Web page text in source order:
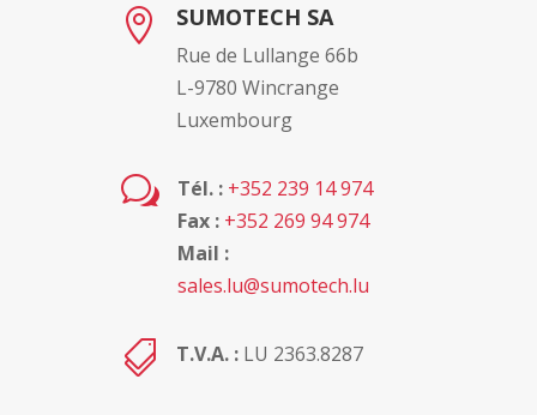
 SUMOTECH SA
Rue de Lullange 66b
L-9780 Wincrange
Luxembourg
w Tél. : +352 239 14 974
Fax : +352 269 94 974
Mail :
sales.lu@sumotech.lu
 T.V.A. : LU 2363.8287